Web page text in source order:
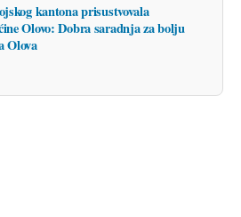
kantona prisustvovala
Olovo: Dobra saradnja za bolju
Olova